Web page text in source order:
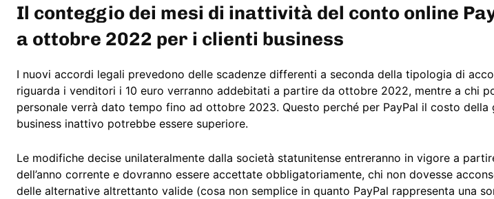
Il conteggio dei mesi di inattività del conto online
a ottobre 2022 per i clienti business
I nuovi accordi legali prevedono delle scadenze differenti a seconda della tipologia di
riguarda i venditori i 10 euro verranno addebitati a partire da ottobre 2022, mentre a chi
personale verrà dato tempo fino ad ottobre 2023. Questo perché per PayPal il costo della
business inattivo potrebbe essere superiore.
Le modifiche decise unilateralmente dalla società statunitense entreranno in vigore a
dell’anno corrente e dovranno essere accettate obbligatoriamente, chi non dovesse
delle alternative altrettanto valide (cosa non semplice in quanto PayPal rappresenta una